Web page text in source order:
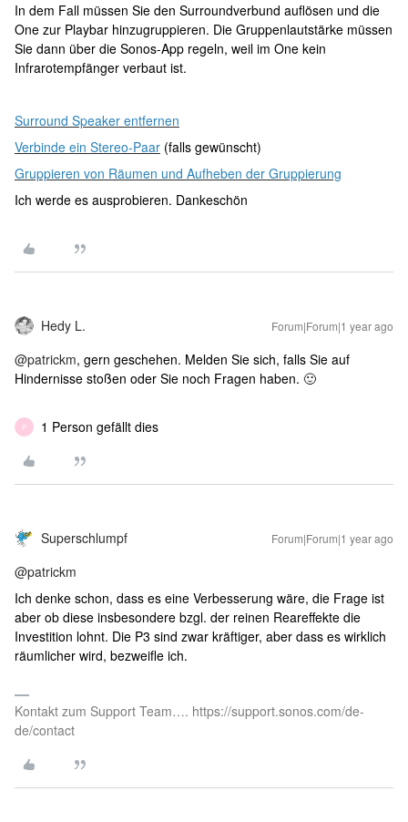
In dem Fall müssen Sie den Surroundverbund auflösen und die
One zur Playbar hinzugruppieren. Die Gruppenlautstärke müssen
Sie dann über die Sonos-App regeln, weil im One kein
Infrarotempfänger verbaut ist.
Surround Speaker entfernen
Verbinde ein Stereo-Paar (falls gewünscht)
Gruppieren von Räumen und Aufheben der Gruppierung
Ich werde es ausprobieren. Dankeschön
Hedy L. Forum|Forum|1 year ago
@patrickm, gern geschehen. Melden Sie sich, falls Sie auf
Hindernisse stoßen oder Sie noch Fragen haben. 🙂
P 1 Person gefällt dies
Superschlumpf Forum|Forum|1 year ago
@patrickm
Ich denke schon, dass es eine Verbesserung wäre, die Frage ist
aber ob diese insbesondere bzgl. der reinen Reareffekte die
Investition lohnt. Die P3 sind zwar kräftiger, aber dass es wirklich
räumlicher wird, bezweifle ich.
Kontakt zum Support Team…. https://support.sonos.com/de-
de/contact